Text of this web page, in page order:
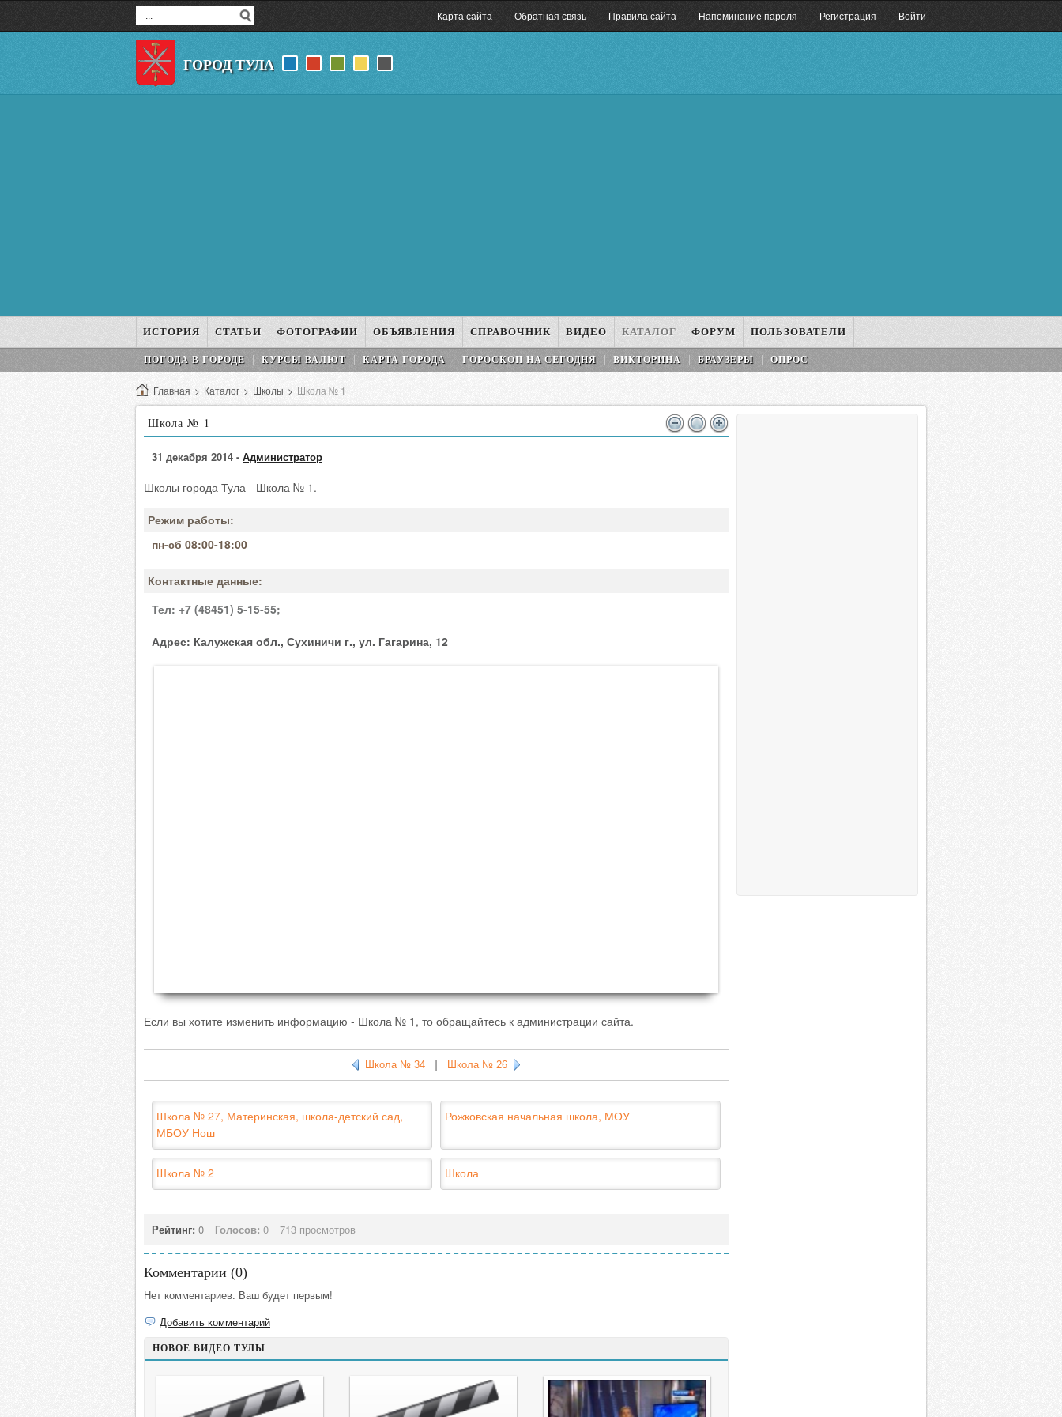
Карта сайта Обратная связь Правила сайта Напоминание пароля Регистрация Войти
ГОРОД ТУЛА
ИСТОРИЯ СТАТЬИ ФОТОГРАФИИ ОБЪЯВЛЕНИЯ СПРАВОЧНИК ВИДЕО КАТАЛОГ ФОРУМ ПОЛЬЗОВАТЕЛИ
ПОГОДА В ГОРОДЕ КУРСЫ ВАЛЮТ КАРТА ГОРОДА ГОРОСКОП НA СEГОДНЯ ВИКТОРИНА БРАУЗЕРЫ ОПРОС
Главная > Каталог > Школы > Школа № 1
Школа № 1
31 декабря 2014 - Администратор
Школы города Тула - Школа № 1.
Режим работы:
пн-сб 08:00-18:00
Контактные данные:
Тел: +7 (48451) 5-15-55;
Адрес: Калужская обл., Сухиничи г., ул. Гагарина, 12
Если вы хотите изменить информацию - Школа № 1, то обращайтесь к администрации сайта.
Школа № 34 Школа № 26
Школа № 27, Материнская, школа-детский сад,
МБОУ Нош
Рожковская начальная школа, МОУ
Школа № 2 Школа
Рейтинг: 0 Голосов: 0 713 просмотров
Комментарии (0)
Нет комментариев. Ваш будет первым!
Добавить комментарий
НОВОЕ ВИДЕО ТУЛЫ